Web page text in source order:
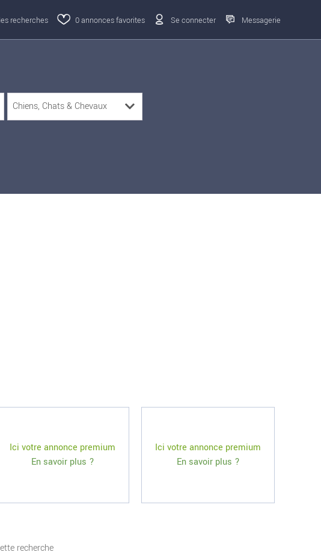
recherches 0annonces favorites Se connecter Messagerie
Ici votre annonce premium
En savoir plus ?
Ici votre annonce premium
En savoir plus ?
recherche